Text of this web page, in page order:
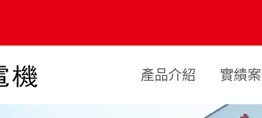
產品介紹
沉水式電
沉
實績案
沉水式電動
歷史發展